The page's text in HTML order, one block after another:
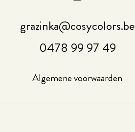
grazinka@cosycolors.be
0478 99 97 49
Algemene voorwaarden